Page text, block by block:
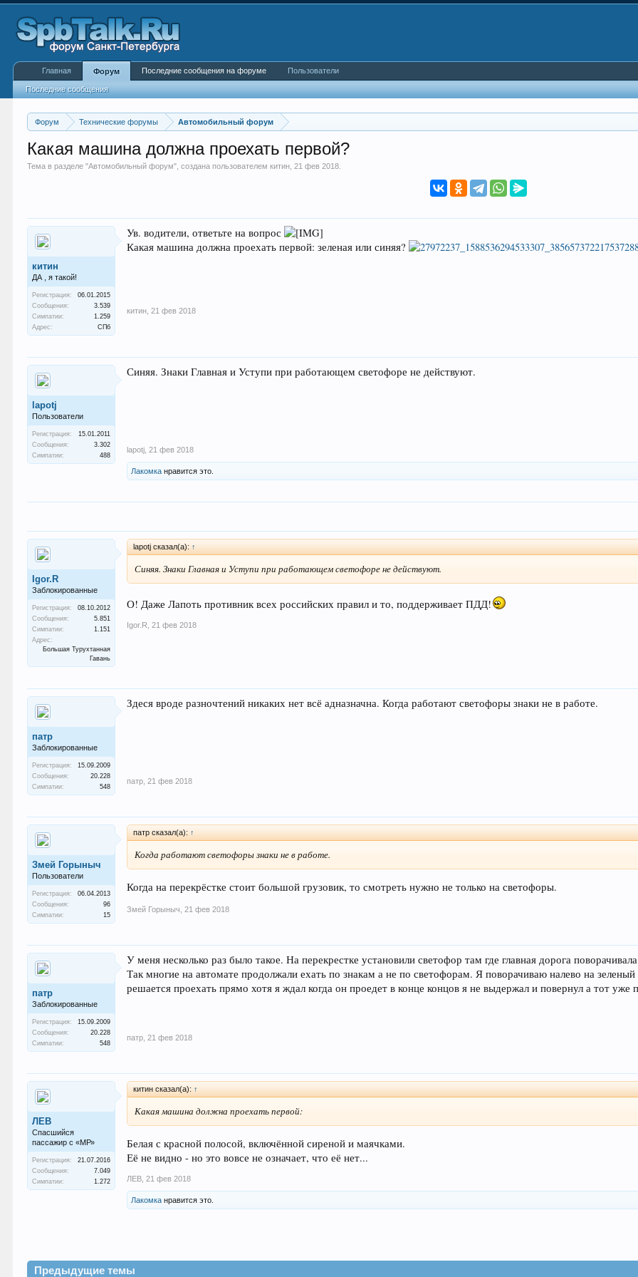
Форум Технические форумы Автомобильный форум
Какая машина должна проехать первой?
Тема в разделе "Автомобильный форум", создана пользователемкитин ,21 фев 2018
китин
ДА , я такой!
Регистрация:
06.01.2015
Сообщения:
3.539
Симпатии:
1.259
Адрес:
СПб
Ув. водители, ответьте на вопрос
Какая машина должна проехать первой: зеленая или синяя?
китин 21 фев 2018
lapotj
Пользователи
Регистрация:
15.01.2011
Сообщения:
3.302
Симпатии:
488
Синяя. Знаки Главная и Уступи при работающем светофоре не действуют.
lapotj 21 фев 2018
Лакомка нравится это.
Igor.R
Заблокированные
Регистрация:
08.10.2012
Сообщения:
5.851
Симпатии:
1.151
Адрес:
Большая Турухтанная
Гавань
lapotj сказал(а): ↑
Синяя. Знаки Главная и Уступи при работающем светофоре не действуют.
О! Даже Лапоть противник всех российских правил и то, поддерживает ПДД!
Igor.R 21 фев 2018
патр
Заблокированные
Регистрация:
15.09.2009
Сообщения:
20.228
Симпатии:
548
Здеся вроде разночтений никаких нет всё адназначна. Когда работают светофоры знаки не в работе.
патр 21 фев 2018
Змей Горыныч
Пользователи
Регистрация:
06.04.2013
Сообщения:
96
Симпатии:
15
патр сказал(а): ↑
Когда работают светофоры знаки не в работе.
Когда на перекрёстке стоит большой грузовик, то смотреть нужно не только на светофоры.
Змей Горыныч 21 фев 2018
патр
Заблокированные
Регистрация:
15.09.2009
Сообщения:
20.228
Симпатии:
548
У меня несколько раз было такое. На перекрестке установили светофор там где главная дорога
Так многие на автомате продолжали ехать по знакам а не по светофорам. Я поворачиваю налево на
решается проехать прямо хотя я ждал когда он проедет в конце концов я не выдержал и повернул а тот уже
патр 21 фев 2018
ЛEB
Спасшийся
пассажир с «МР»
Регистрация:
21.07.2016
Сообщения:
7.049
Симпатии:
1.272
китин сказал(а): ↑
Какая машина должна проехать первой:
Белая с красной полосой, включённой сиреной и маячками.
Её не видно - но это вовсе не означает, что её нет...
ЛEB 21 фев 2018
Лакомка нравится это.
Предыдущие темы
Главная Форум
Последние сообщения
Последние сообщения на форуме Пользователи